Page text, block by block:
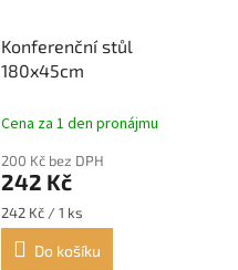
Konferenční stůl
180x45cm
Cena za 1 den pronájmu
200 Kč bez DPH
242 Kč
Měrná
cena:
242 Kč / 1 ks
Do košíku